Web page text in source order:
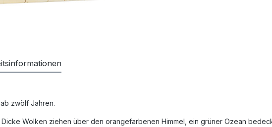
zwölf Jahren.
Wolken ziehen über den orangefarbenen Himmel, ein grüner Ozean